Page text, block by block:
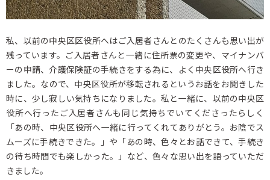
私、以前の中央区区役所へはご入居者さんとのたくさんも思い出が
残っています。ご入居者さんと一緒に住所票の変更や、マイナンバ
ーの申請、介護保険証の手続きをする為に、よく中央区役所へ行き
ました。なので、中央区役所が移転されるというお話をお聞きした
時に、少し寂しい気持ちになりました。私と一緒に、以前の中央区
役所へ行ったご入居者さんも同じ気持ちでいてくださったらしく
「あの時、中央区役所へ一緒に行ってくれてありがとう。お陰でス
ムーズに手続きできた。」や「あの時、色々とお話できて、手続き
の待ち時間でも楽しかった。」など、色々な思い出を語っていただ
きました。